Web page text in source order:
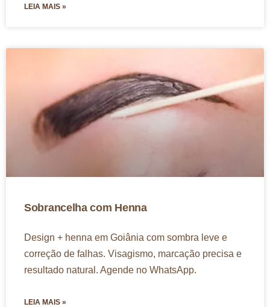
LEIA MAIS »
Sobrancelha com Henna
Design + henna em Goiânia com sombra leve e
correção de falhas. Visagismo, marcação precisa e
resultado natural. Agende no WhatsApp.
LEIA MAIS »